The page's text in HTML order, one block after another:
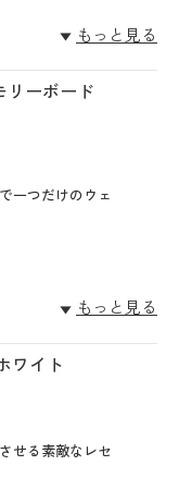
もっと見る
リーボード
一つだけのウェ
もっと見る
ワイト
せる素敵なレセ